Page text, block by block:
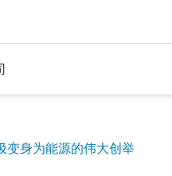
变身为能源的伟大创举